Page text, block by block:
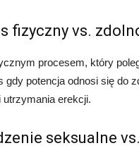
fizyczny vs.
procesem, który
gdy potencja odnosi się do
utrzymania erekcji.
seksualne